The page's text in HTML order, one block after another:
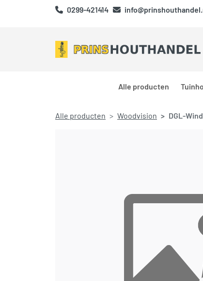
0299-421414
Alle producten
Alle producten Woodvision DGL-